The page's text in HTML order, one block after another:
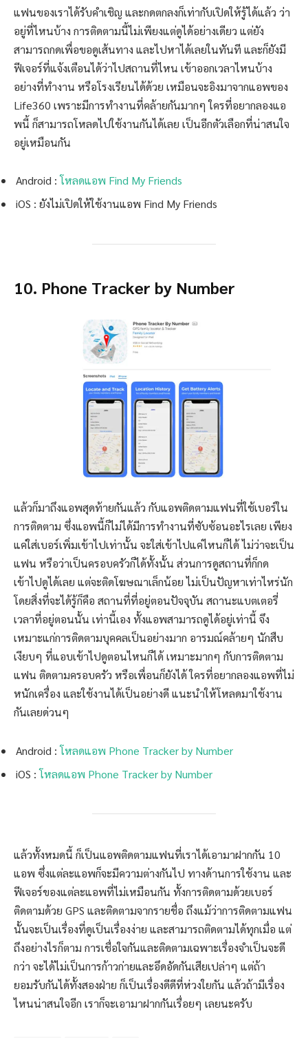
แฟนของเราได้รับคำเชิญ และกดตกลงก็เท่ากับเปิดให้รู้ได้แล้ว ว่า
อยู่ที่ไหนบ้าง การติดตามนี้ไม่เพียงแต่ดูได้อย่างเดียว แต่ยัง
สามารถกดเพื่อขอดูเส้นทาง และไปหาได้เลยในทันที และก็ยังมี
ฟีเจอร์ที่แจ้งเตือนได้ว่าไปสถานที่ไหน เข้าออกเวลาไหนบ้าง
อย่างที่ทำงาน หรือโรงเรียนได้ด้วย เหมือนจะอิงมาจากแอพของ
Life360 เพราะมีการทำงานที่คล้ายกันมากๆ ใครที่อยากลองแอ
พนี้ ก็สามารถโหลดไปใช้งานกันได้เลย เป็นอีกตัวเลือกที่น่าสนใจ
อยู่เหมือนกัน
Android :โหลดแอพ Find My Friends
iOS : ยังไม่เปิดให้ใช้งานแอพ Find My Friends
10. Phone Tracker by Number
แล้วก็มาถึงแอพสุดท้ายกันแล้ว กับแอพติดตามแฟนที่ใช้เบอร์ใน
การติดตาม ซึ่งแอพนี้ก็ไม่ได้มีการทำงานที่ซับซ้อนอะไรเลย เพียง
แค่ใส่เบอร์เพิ่มเข้าไปเท่านั้น จะใส่เข้าไปแค่ไหนก็ได้ ไม่ว่าจะเป็น
แฟน หรือว่าเป็นครอบครัวก็ได้ทั้งนั้น ส่วนการดูสถานที่ก็กด
เข้าไปดูได้เลย แต่จะติดโฆษณาเล็กน้อย ไม่เป็นปัญหาเท่าไหร่นัก
โดยสิ่งที่จะได้รู้ก็คือ สถานที่ที่อยู่ตอนปัจจุบัน สถานะแบตเตอรี่
เวลาที่อยู่ตอนนั้น เท่านี้เอง ทั้งแอพสามารถดูได้อยู่เท่านี้ จึง
เหมาะแก่การติดตามบุคคลเป็นอย่างมาก อารมณ์คล้ายๆ นักสืบ
เงียบๆ ที่แอบเข้าไปดูตอนไหนก็ได้ เหมาะมากๆ กับการติดตาม
แฟน ติดตามครอบครัว หรือเพื่อนก็ยังได้ ใครที่อยากลองแอพที่ไม่
หนักเครื่อง และใช้งานได้เป็นอย่างดี แนะนำให้โหลดมาใช้งาน
กันเลยด่วนๆ
Android :โหลดแอพ Phone Tracker by Number
iOS :โหลดแอพ Phone Tracker by Number
แล้วทั้งหมดนี้ ก็เป็นแอพติดตามแฟนที่เราได้เอามาฝากกัน 10
แอพ ซึ่งแต่ละแอพก็จะมีความต่างกันไป ทางด้านการใช้งาน และ
ฟีเจอร์ของแต่ละแอพที่ไม่เหมือนกัน ทั้งการติดตามด้วยเบอร์
ติดตามด้วย GPS และติดตามจากรายชื่อ ถึงแม้ว่าการติดตามแฟน
นั้นจะเป็นเรื่องที่ดูเป็นเรื่องง่าย และสามารถติดตามได้ทุกเมื่อ แต่
ถึงอย่างไรก็ตาม การเชื่อใจกันและติดตามเฉพาะเรื่องจำเป็นจะดี
กว่า จะได้ไม่เป็นการก้าวก่ายและอึดอัดกันเสียเปล่าๆ แต่ถ้า
ยอมรับกันได้ทั้งสองฝ่าย ก็เป็นเรื่องดีดีที่ห่วงใยกัน แล้วถ้ามีเรื่อง
ไหนน่าสนใจอีก เราก็จะเอามาฝากกันเรื่อยๆ เลยนะครับ